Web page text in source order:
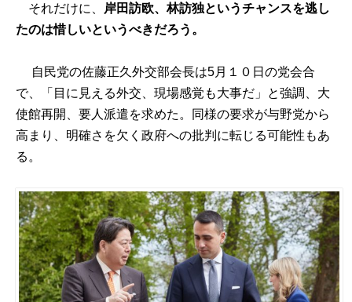
それだけに、
岸田訪欧、林訪独というチャンスを逃し
たのは惜しいというべきだろう。
自民党の佐藤正久外交部会長は5月１０日の党会合
で、「目に見える外交、現場感覚も大事だ」と強調、大
使館再開、要人派遣を求めた。同様の要求が与野党から
高まり、明確さを欠く政府への批判に転じる可能性もあ
る。